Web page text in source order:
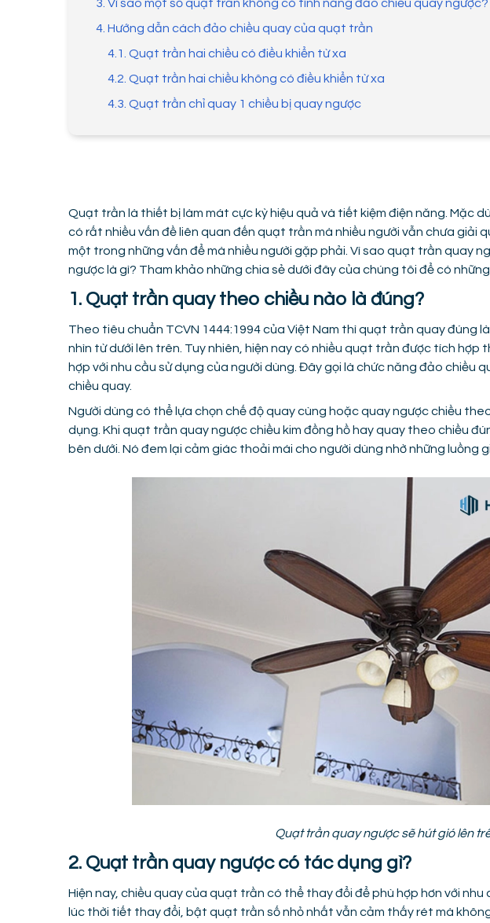
3. Vì sao một số quạt trần không có tính năng đảo chiều quay ngược?
4. Hướng dẫn cách đảo chiều quay của quạt trần
4.1. Quạt trần hai chiều có điều khiển từ xa
4.2. Quạt trần hai chiều không có điều khiển từ xa
4.3. Quạt trần chỉ quay 1 chiều bị quay ngược
Quạt trần là thiết bị làm mát cực kỳ hiệu quả và tiết kiệm điện năng. Mặc
có rất nhiều vấn đề liên quan đến quạt trần mà nhiều người vẫn chưa giải
một trong những vấn để mà nhiều người gặp phải. Vì sao quạt trần quay
ngược là gì? Tham khảo những chia sẻ dưới đây của chúng tôi để có
1. Quạt trần quay theo chiều nào là đúng?
Theo tiêu chuẩn TCVN 1444:1994 của Việt Nam thì quạt trần quay đúng
nhìn từ dưới lên trên. Tuy nhiên, hiện nay có nhiều quạt trần được tích hợp
hợp với nhu cầu sử dụng của người dùng. Đây gọi là chức năng đảo chiều
chiều quay.
Người dùng có thể lựa chọn chế độ quay cùng hoặc quay ngược chiều
dụng. Khi quạt trần quay ngược chiều kim đồng hồ hay quay theo chiều
bên dưới. Nó đem lại cảm giác thoải mái cho người dùng nhờ những luồng
Quạt trần quay ngược sẽ hút gió lên
2. Quạt trần quay ngược có tác dụng gì?
Hiện nay, chiều quay của quạt trần có thể thay đổi để phù hợp hơn với nhu
lúc thời tiết thay đổi, bật quạt trần số nhỏ nhất vẫn cảm thấy rét mà